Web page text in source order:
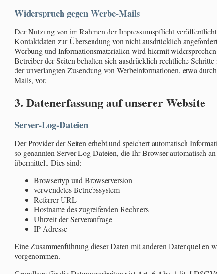
Widerspruch gegen Werbe-Mails
Der Nutzung von im Rahmen der Impressumspflicht
Kontaktdaten zur Übersendung von nicht ausdrücklich
Werbung und Informationsmaterialien wird hiermit
Betreiber der Seiten behalten sich ausdrücklich rechtliche Schritte
der unverlangten Zusendung von Werbeinformationen, etwa
Mails, vor.
3. Datenerfassung auf unserer Website
Server-Log-Dateien
Der Provider der Seiten erhebt und speichert automatisch
so genannten Server-Log-Dateien, die Ihr Browser automatisch
übermittelt. Dies sind:
Browsertyp und Browserversion
verwendetes Betriebssystem
Referrer URL
Hostname des zugreifenden Rechners
Uhrzeit der Serveranfrage
IP-Adresse
Eine Zusammenführung dieser Daten mit anderen Datenquellen
vorgenommen.